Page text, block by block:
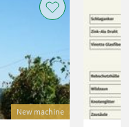
New machine